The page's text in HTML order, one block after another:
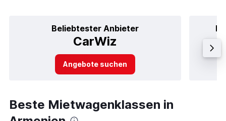
Beliebtester Anbieter
CarWiz
Angebote suchen
Beste Mietwagenklassen in